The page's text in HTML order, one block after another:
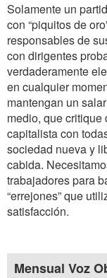
Solamente un
con “piquitos de
responsables de
con dirigentes
verdaderamente
en cualquier
mantengan un
medio, que
capitalista con
sociedad nueva y
cabida.
trabajadores para
“errejones” que
satisfacción.
Mensual Voz